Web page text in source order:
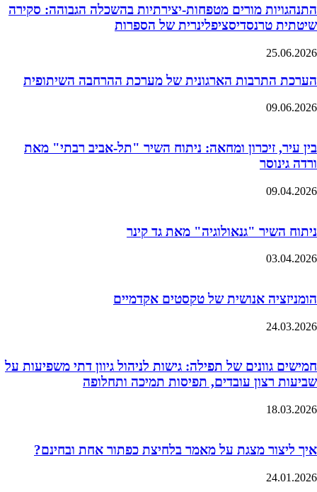
התנהגויות מורים מטפחות-יצירתיות בהשכלה הגבוהה: סקירה
שיטתית טרנסדיסציפלינרית של הספרות
25.06.2026
הערכת התרבות הארגונית של מערכת ההרחבה השיתופית
09.06.2026
בין עיר, זיכרון ומחאה: ניתוח השיר "תל-אביב רבתי" מאת
ורדה גינוסר
09.04.2026
ניתוח השיר "גנאולוגיה" מאת גד קינר
03.04.2026
הומניזציה אנושית של טקסטים אקדמיים
24.03.2026
חמישים גוונים של תפילה: גישות לניהול גיוון דתי משפיעות על
שביעות רצון עובדים, תפיסות תמיכה ותחלופה
18.03.2026
איך ליצור מצגת על מאמר בלחיצת כפתור אחת ובחינם?
24.01.2026